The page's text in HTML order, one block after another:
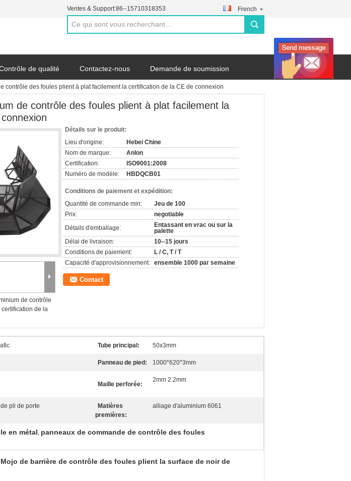
Ventes & Support:86--15710318353 French
search
de qualité Contactez-nous Demande de soumission
contrôle des foules plient à plat facilement la certification de la CE de connexion
de contrôle des foules plient à plat facilement la
de contrôle
de la
Détails sur le produit:
Lieu d'origine:
Hebei Chine
Nom de marque:
Anlon
Certification:
ISO9001:2008
Numéro de modèle:
HBDQCB01
Conditions de paiement et expédition:
Quantité de commande min:
Jeu de 100
Prix:
negotiable
Détails d'emballage:
Entassant en vrac ou sur la
palette
Délai de livraison:
10--15 jours
Conditions de paiement:
L / C, T / T
Capacité d'approvisionnement: ensemble 1000 par semaine
Contact
Tube principal: 50x3mm
Panneau de pied: 1000*620*3mm
Maille perforée:
2mm 2.2mm
pli de porte
Matières
premières:
alliage d'aluminium 6061
en métal, panneaux de commande de contrôle des foules
de barrière de contrôle des foules plient la surface de noir de